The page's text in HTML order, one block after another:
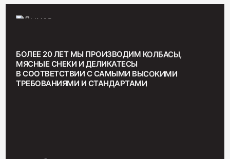
БОЛЕЕ 20 ЛЕТ МЫ ПРОИЗВОДИМ КОЛБАСЫ,
МЯСНЫЕ СНЕКИ И ДЕЛИКАТЕСЫ
В СООТВЕТСТВИИ С САМЫМИ ВЫСОКИМИ
ТРЕБОВАНИЯМИ И СТАНДАРТАМИ